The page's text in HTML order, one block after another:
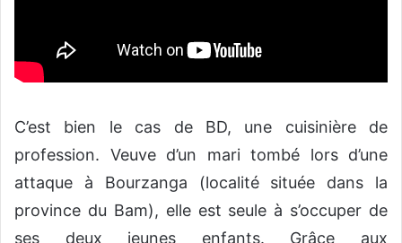
C’est bien le cas de BD, une cuisinière de
profession. Veuve d’un mari tombé lors d’une
attaque à Bourzanga (localité située dans la
province du Bam), elle est seule à s’occuper de
ses deux jeunes enfants. Grâce aux